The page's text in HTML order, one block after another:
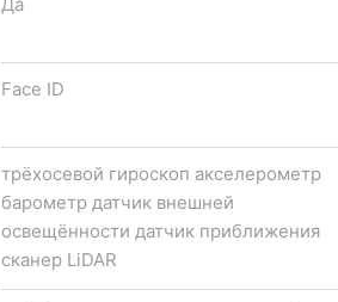
Face ID
трёхосевой гироскоп акселерометр
барометр датчик внешней
освещённости датчик приближения
сканер LiDAR